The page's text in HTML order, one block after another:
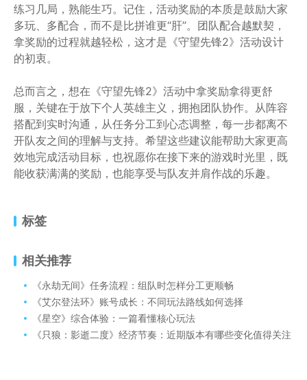
练习几局，熟能生巧。记住，活动奖励的本质是鼓励大家
多玩、多配合，而不是比拼谁更“肝”。团队配合越默契，
拿奖励的过程就越轻松，这才是《守望先锋2》活动设计
的初衷。
总而言之，想在《守望先锋2》活动中拿奖励拿得更舒
服，关键在于放下个人英雄主义，拥抱团队协作。从阵容
搭配到实时沟通，从任务分工到心态调整，每一步都离不
开队友之间的理解与支持。希望这些建议能帮助大家更高
效地完成活动目标，也祝愿你在接下来的游戏时光里，既
能收获满满的奖励，也能享受与队友并肩作战的乐趣。
标签
相关推荐
《永劫无间》任务流程：组队时怎样分工更顺畅
《艾尔登法环》账号成长：不同玩法路线如何选择
《星空》综合体验：一篇看懂核心玩法
《只狼：影逝二度》经济节奏：近期版本有哪些变化值得关注